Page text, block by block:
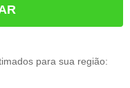
para sua região: